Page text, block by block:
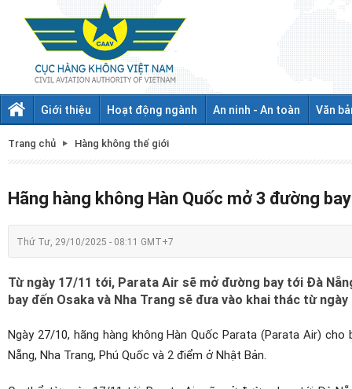
Giới thiệu Hoạt động ngành An ninh - An toàn Văn
Trang chủ Hàng không thế giới
Hãng hàng không Hàn Quốc mở 3 đường
Thứ Tư, 29/10/2025 - 08:11 GMT+7
Từ ngày 17/11 tới, Parata Air sẽ mở đường bay tới Đà
bay đến Osaka và Nha Trang sẽ đưa vào khai thác từ ngày
Ngày 27/10, hãng hàng không Hàn Quốc Parata (Parata Air)
Nẵng, Nha Trang, Phú Quốc và 2 điểm ở Nhật Bản.